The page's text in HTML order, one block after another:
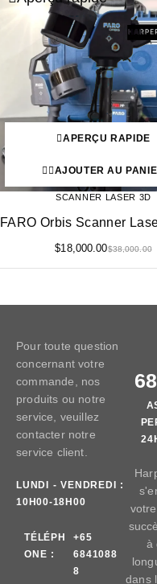
APERÇU RAPIDE
AJOUTER AU
SCANNER LASER 3D
FARO Orbis Scanner
$38,000.00
$18,000.00
Pour toute question
concernant votre
commande, nos
produits ou notre
service, veuillez
contacter notre
service client.
LUNDI - VENDREDI :
10H00-18H00
TÉLÉPH
ONE :
+65
6841088
8
à
dans